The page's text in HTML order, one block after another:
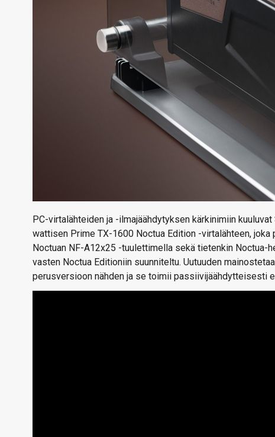
PC-virtalähteiden ja -ilmajäähdytyksen kärkinimiin
wattisen Prime TX-1600 Noctua Edition -virtalähteen,
Noctuan NF-A12x25 -tuulettimella sekä tietenkin
vasten Noctua Editioniin suunniteltu. Uutuuden
perusversioon nähden ja se toimii passiivijäähdytteisesti